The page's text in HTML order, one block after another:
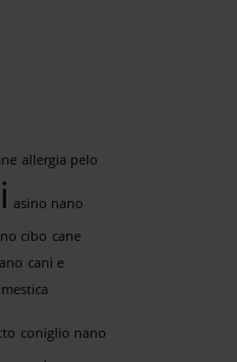
allergia pelo
asino nano
cibo cane
cani e
coniglio nano